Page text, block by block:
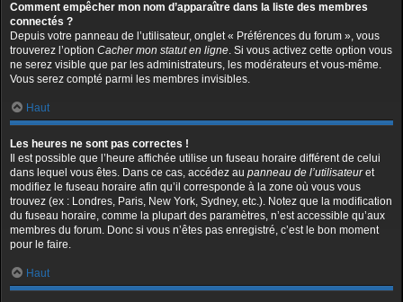
Comment empêcher mon nom d’apparaître dans la liste des membres
connectés ?
Depuis votre panneau de l’utilisateur, onglet « Préférences du forum », vous
trouverez l’option Cacher mon statut en ligne. Si vous activez cette option vous
ne serez visible que par les administrateurs, les modérateurs et vous-même.
Vous serez compté parmi les membres invisibles.
Haut
Les heures ne sont pas correctes !
Il est possible que l’heure affichée utilise un fuseau horaire différent de celui
dans lequel vous êtes. Dans ce cas, accédez au panneau de l’utilisateuret
modifiez le fuseau horaire afin qu’il corresponde à la zone où vous vous
trouvez (ex : Londres, Paris, New York, Sydney, etc.). Notez que la modification
du fuseau horaire, comme la plupart des paramètres, n’est accessible qu’aux
membres du forum. Donc si vous n’êtes pas enregistré, c’est le bon moment
pour le faire.
Haut